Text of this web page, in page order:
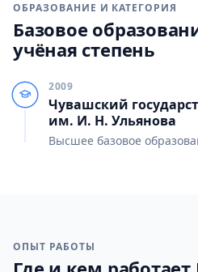
ОБРАЗОВАНИЕ И КАТЕГОРИЯ
Базовое
учёная степень
2009
Чувашский
им. И. Н. Ульянова
Высшее базовое
ОПЫТ РАБОТЫ